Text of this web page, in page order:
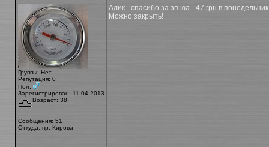
Группы: Нет
Репутация: 0
Пол:
Зарегистрирован: 11.04.2013
Возраст: 38
Сообщения: 51
Откуда: пр. Кирова
Алик - спасибо за зп юа - 47 грн в
Можно закрыть!